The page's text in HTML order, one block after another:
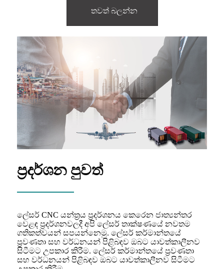
තවත් බලන්න
ප්‍රදර්ශන පුවත්
ලේසර් CNC යන්ත්‍රය ප්‍රදර්ශනය කෙරෙන ජාත්‍යන්තර
වෙළඳ ප්‍රදර්ශනවලදී අපි ලේසර් තාක්ෂණයේ නවතම
ගතිකත්වයන් සපයන්නෙමු. ලේසර් කර්මාන්තයේ
ප්‍රවණතා සහ වර්ධනයන් පිළිබඳව ඔබට යාවත්කාලීනව
සිටීමට උපකාර කිරීම. ලේසර් කර්මාන්තයේ ප්‍රවණතා
සහ වර්ධනයන් පිළිබඳව ඔබට යාවත්කාලීනව සිටීමට